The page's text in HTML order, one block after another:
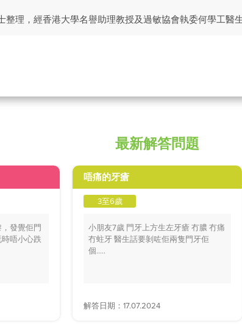
整理，經香港大學名譽助理教授及過敏協會執委何學工醫
最新解答問題
發覺佢門
唔小心跌
唔痛的牙瘡
3至6歲
小朋友7歲 門牙上方生左牙瘡 冇膿 冇痛
冇蛀牙 醫生話要剝咗佢兩隻門牙佢
個.....
解答日期：17.07.2024